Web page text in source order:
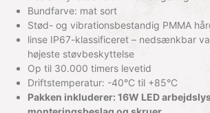
Bundfarve: mat sort
Stød- og vibrationsbestandig PMMA
linse IP67-klassificeret – nedsænkbar
højeste støvbeskyttelse
Op til 30.000 timers levetid
Driftstemperatur: -40°C til +85°C
Pakken inkluderer: 16W LED